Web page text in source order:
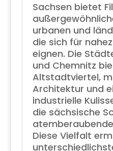
Sachsen bietet
urbanen und
die sich für
eignen. Die
und Chemnitz
Altstadtviertel,
Architektur und
industrielle
die sächsische
Diese Vielfalt